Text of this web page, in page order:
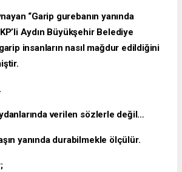
“Garip gurebanın yanında
Aydın Büyükşehir Belediye
insanların nasıl mağdur edildiğini
verilen sözlerle değil…
yanında durabilmekle ölçülür.